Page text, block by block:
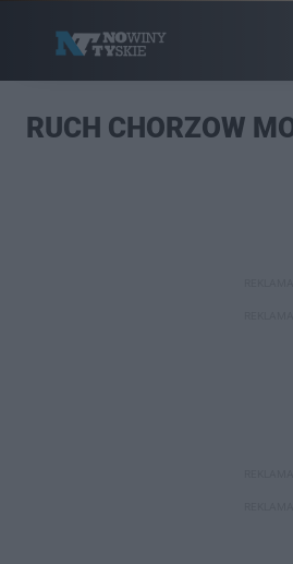
RUCH CHORZOW